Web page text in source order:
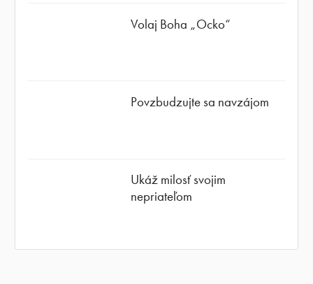
Volaj Boha „Ocko“
Povzbudzujte sa navzájom
Ukáž milosť svojim
nepriateľom